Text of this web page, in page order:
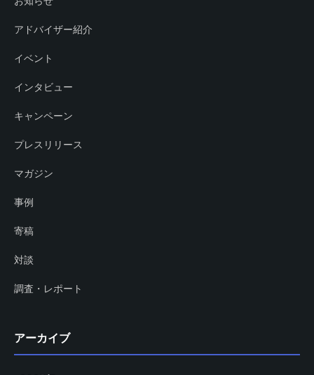
アドバイザー紹介
イベント
インタビュー
キャンペーン
プレスリリース
マガジン
事例
寄稿
対談
調査・レポート
アーカイブ